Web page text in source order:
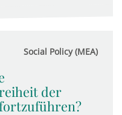
Social Policy (MEA)
der